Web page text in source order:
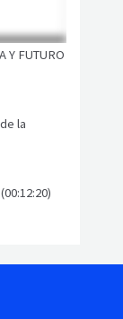
Y FUTURO
la